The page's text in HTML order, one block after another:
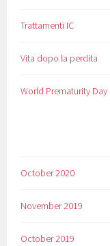
Trattamenti IC
Vita dopo la perdita
World Prematurity Day
October 2020
November 2019
October 2019